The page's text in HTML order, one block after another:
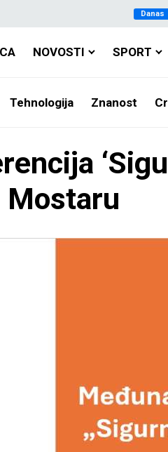
Danas
NOVOSTI SPORT
Tehnologija Znanost
Mostaru